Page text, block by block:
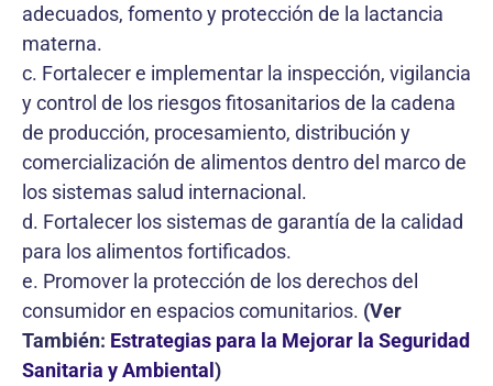
adecuados, fomento y protección de la lactancia
materna.
c. Fortalecer e implementar la inspección, vigilancia
y control de los riesgos fitosanitarios de la cadena
de producción, procesamiento, distribución y
comercialización de alimentos dentro del marco de
los sistemas salud internacional.
d. Fortalecer los sistemas de garantía de la calidad
para los alimentos fortificados.
e. Promover la protección de los derechos del
consumidor en espacios comunitarios. (Ver
También: Estrategias para la Mejorar la Seguridad
Sanitaria y Ambiental)